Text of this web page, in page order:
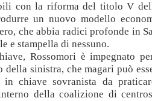
con la riforma del titolo V
un nuovo modello
che abbia radici profonde in
e stampella di nessuno.
Rossomori è impegnato
della sinistra, che magari può
in chiave sovranista da
della coalizione di